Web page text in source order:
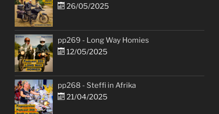
26/05/2025
pp269 - Long Way Homies
12/05/2025
pp268 - Steffi in Afrika
21/04/2025